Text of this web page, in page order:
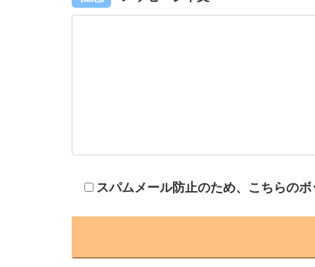
スパムメール防止のため、こちらの